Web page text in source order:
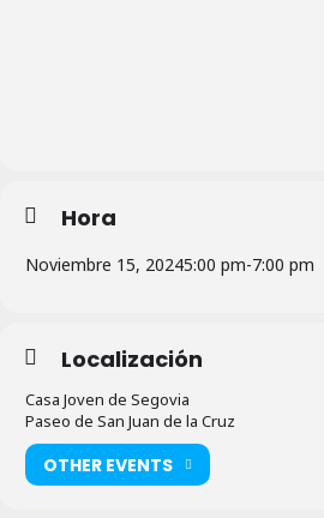
Hora
Noviembre 15, 20245:00 pm-7:00 pm
Localización
Casa Joven de Segovia
Paseo de San Juan de la Cruz
OTHER EVENTS